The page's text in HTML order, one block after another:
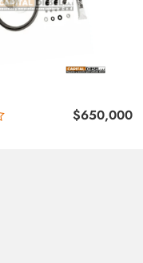
$650,000